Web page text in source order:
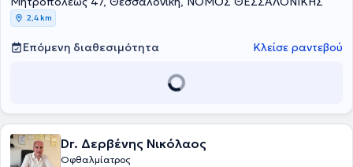
Οφθαλμολογική Κλινική του Αριστοτελείου Πανεπιστημίου
Θεσσαλονίκης, στο Γενικό Νοσοκομείο Θεσσαλονίκης
“Παπαγεωργίου”. Διαθέτει ιδιαίτερη εμπειρία στη χειρουργική του
στραβισμού και του καταρράκτη.
2,4 km
Επόμενη διαθεσιμότητα Κλείσε ραντεβού
Dr. Δερβένης Νικόλαος
Οφθαλμίατρος